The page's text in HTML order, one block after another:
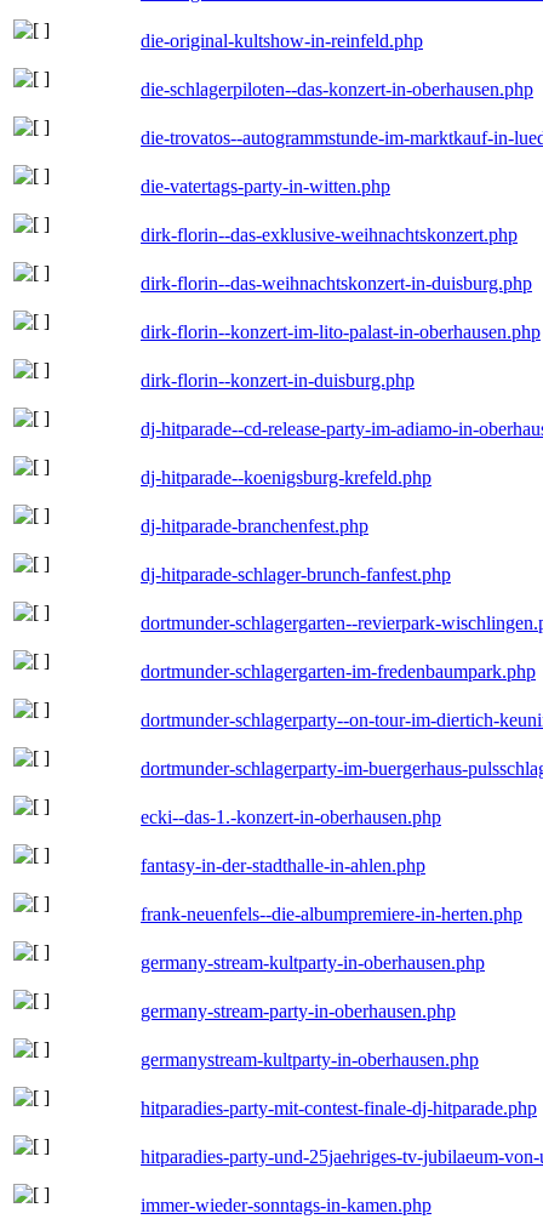
die-original-kultshow-in-reinfeld.php
die-schlagerpiloten--das-konzert-in-oberhausen.php
die-trovatos--autogrammstunde-im-marktkauf-in-
die-vatertags-party-in-witten.php
dirk-florin--das-exklusive-weihnachtskonzert.php
dirk-florin--das-weihnachtskonzert-in-duisburg.php
dirk-florin--konzert-im-lito-palast-in-oberhausen.php
dirk-florin--konzert-in-duisburg.php
dj-hitparade--cd-release-party-im-adiamo-in-
dj-hitparade--koenigsburg-krefeld.php
dj-hitparade-branchenfest.php
dj-hitparade-schlager-brunch-fanfest.php
dortmunder-schlagergarten--revierpark-
dortmunder-schlagergarten-im-fredenbaumpark.php
dortmunder-schlagerparty--on-tour-im-diertich-
dortmunder-schlagerparty-im-buergerhaus-
ecki--das-1.-konzert-in-oberhausen.php
fantasy-in-der-stadthalle-in-ahlen.php
frank-neuenfels--die-albumpremiere-in-herten.php
germany-stream-kultparty-in-oberhausen.php
germany-stream-party-in-oberhausen.php
germanystream-kultparty-in-oberhausen.php
hitparadies-party-mit-contest-finale-dj-hitparade.php
hitparadies-party-und-25jaehriges-tv-jubilaeum-
immer-wieder-sonntags-in-kamen.php